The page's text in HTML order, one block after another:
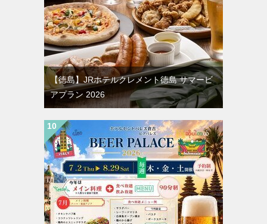
【徳島】JRホテルクレメント徳島 サマービ
アプラン 2026